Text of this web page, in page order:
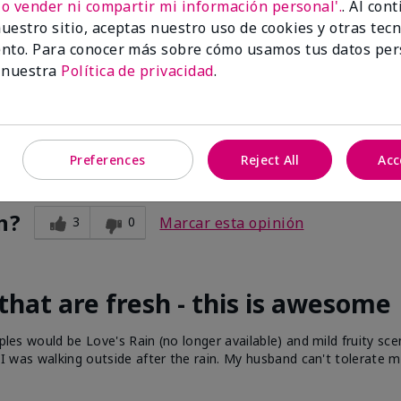
daughter gave me this perfume for Mother's Day and I
scent?
3 0 Marcar esta opinión
are fresh - this is awesome
would be Love's Rain (no longer available) and mild fruity
walking outside after the rain. My husband can't tolerate
vender ni compartir mi información personal'.. Al
sitio, aceptas nuestro uso de cookies y otras
Para conocer más sobre cómo usamos tus datos
Política de privacidad.
Preferences Reject All